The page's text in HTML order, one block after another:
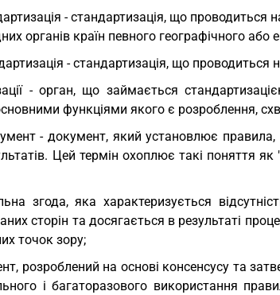
- стандартизація, що проводиться
органів країн певного географічного або
- стандартизація, що проводиться
- орган, що займається
функціями якого є розроблення,
- документ, який установлює правила,
Цей термін охоплює такі поняття
згода, яка характеризується
сторін та досягається в результаті
точок зору;
розроблений на основі консенсусу та
і багаторазового використання